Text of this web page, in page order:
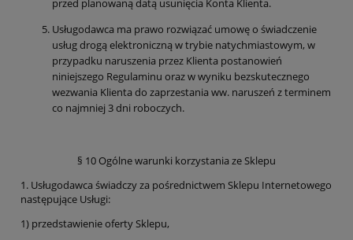
przed planowaną datą usunięcia Konta Klienta.
Usługodawca ma prawo rozwiązać umowę o świadczenie
usług drogą elektroniczną w trybie natychmiastowym, w
przypadku naruszenia przez Klienta postanowień
niniejszego Regulaminu oraz w wyniku bezskutecznego
wezwania Klienta do zaprzestania ww. naruszeń z terminem
co najmniej 3 dni roboczych.
§ 10 Ogólne warunki korzystania ze Sklepu
1. Usługodawca świadczy za pośrednictwem Sklepu Internetowego
następujące Usługi:
1) przedstawienie oferty Sklepu,